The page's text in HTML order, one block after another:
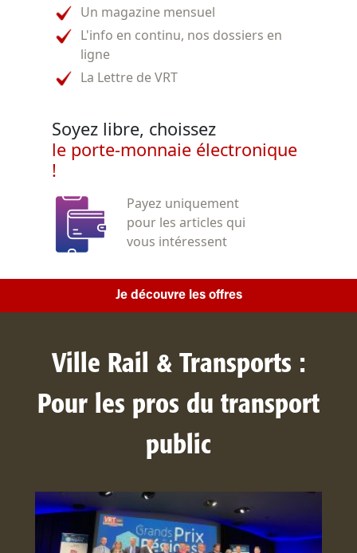
Un magazine mensuel
L'info en continu, nos dossiers en
ligne
La Lettre de VRT
Soyez libre, choissez
le porte-monnaie électronique
!
Payez uniquement
pour les articles qui
vous intéressent
Je découvre les offres
Ville Rail & Transports :
Pour les pros du transport
public